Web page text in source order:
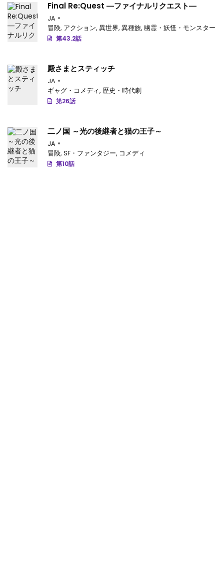
Final Re:Quest ―ファイナルリクエスト―
JA
冒険, アクション, 異世界, 異種族, 幽霊・妖怪・モンスター
第43.2話
殿さまとスティッチ
JA
ギャグ・コメディ, 歴史・時代劇
第26話
二ノ国 ～光の後継者と猫の王子～
JA
冒険, SF・ファンタジー, コメディ
第10話